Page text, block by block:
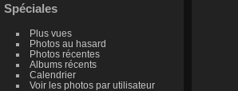
Spéciales
Plus vues
Photos au hasard
Photos récentes
Albums récents
Calendrier
Voir les photos par utilisateur